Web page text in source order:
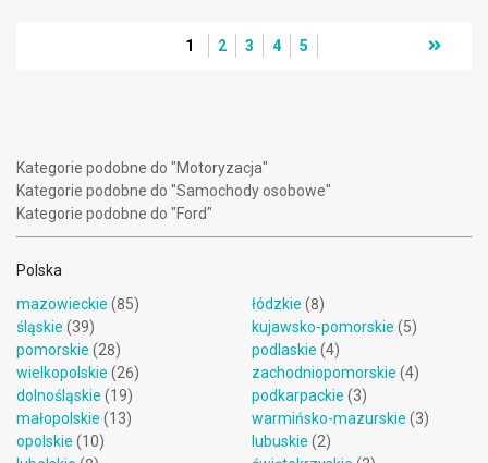
1 2 3 4 5
Kategorie podobne do "Motoryzacja"
Kategorie podobne do "Samochody osobowe"
Kategorie podobne do "Ford"
Polska
mazowieckie (85)
śląskie (39)
pomorskie (28)
wielkopolskie (26)
dolnośląskie (19)
małopolskie (13)
opolskie (10)
łódzkie (8)
kujawsko-pomorskie (5)
podlaskie (4)
zachodniopomorskie (4)
podkarpackie (3)
warmińsko-mazurskie (3)
lubuskie (2)